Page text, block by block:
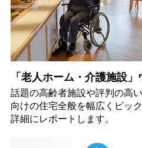
「老人ホーム・介護施設
話題の高齢者施設や評判の高
向けの住宅全般を幅広くピッ
詳細にレポートします。